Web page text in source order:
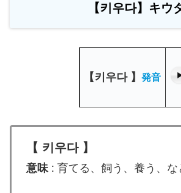
【키우다】キウ
【키우다】発音
【 키우다】
意味: 育てる、飼う、養う、な